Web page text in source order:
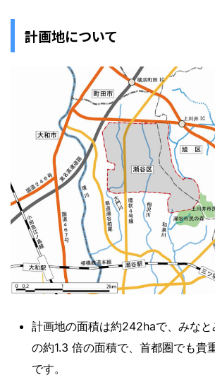
計画地について
計画地の面積は約242haで、みなと
の約1.3 倍の面積で、首都圏でも貴
です。